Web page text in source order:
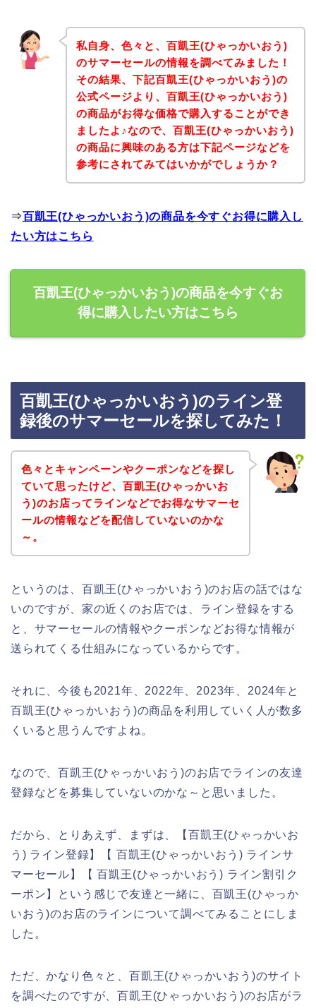
私自身、色々と、百凱王(ひゃっかいおう)
のサマーセールの情報を調べてみました！
その結果、下記百凱王(ひゃっかいおう)の
公式ページより、百凱王(ひゃっかいおう)
の商品がお得な価格で購入することができ
ましたよ♪なので、百凱王(ひゃっかいおう)
の商品に興味のある方は下記ページなどを
参考にされてみてはいかがでしょうか？
⇒百凱王(ひゃっかいおう)の商品を今すぐお得に購入し
たい方はこちら
百凱王(ひゃっかいおう)の商品を今すぐお
得に購入したい方はこちら
百凱王(ひゃっかいおう)のライン登
録後のサマーセールを探してみた！
色々とキャンペーンやクーポンなどを探し
ていて思ったけど、百凱王(ひゃっかいお
う)のお店ってラインなどでお得なサマーセ
ールの情報などを配信していないのかな
～。
というのは、百凱王(ひゃっかいおう)のお店の話ではな
いのですが、家の近くのお店では、ライン登録をする
と、サマーセールの情報やクーポンなどお得な情報が
送られてくる仕組みになっているからです。
それに、今後も2021年、2022年、2023年、2024年と
百凱王(ひゃっかいおう)の商品を利用していく人が数多
くいると思うんですよね。
なので、百凱王(ひゃっかいおう)のお店でラインの友達
登録などを募集していないのかな～と思いました。
だから、とりあえず、まずは、【百凱王(ひゃっかいお
う) ライン登録】【 百凱王(ひゃっかいおう) ラインサ
マーセール】【 百凱王(ひゃっかいおう) ライン割引ク
ーポン】という感じで友達と一緒に、百凱王(ひゃっか
いおう)のお店のラインについて調べてみることにしま
した。
ただ、かなり色々と、百凱王(ひゃっかいおう)のサイト
を調べたのですが、百凱王(ひゃっかいおう)のお店がラ